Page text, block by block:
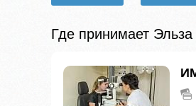
Где принимает